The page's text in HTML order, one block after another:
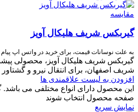
مقایسه
گیربکس شریف هلیکال آویز
به علت نوسانات قیمت، برای خرید در واتس اپ پیام
گیربکس شریف هلیکال آویز، محصولی
شریف اصفهان، برای انتقال نیرو و
افزودن به لیست علاقمندی ها
این محصول دارای انواع مختلفی می
صفحه محصول انتخاب شوند
نمایش سریع